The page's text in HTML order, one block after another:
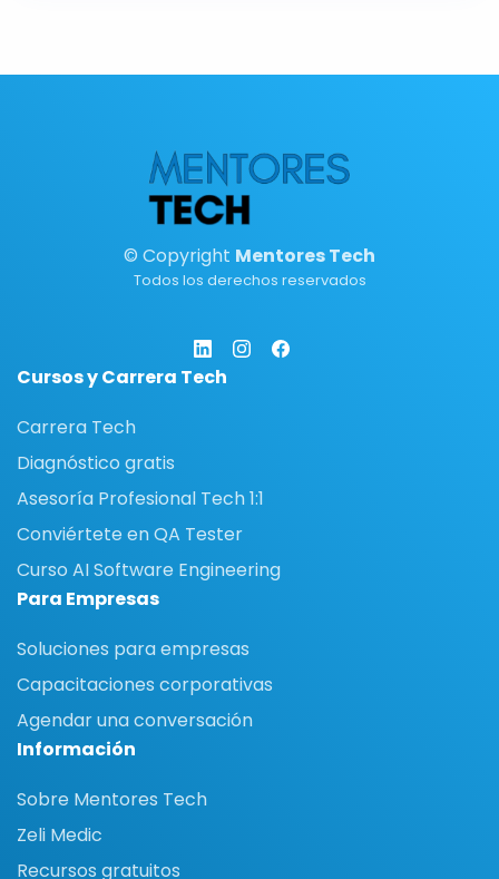
© Copyright Mentores Tech
Todos los derechos reservados
Cursos y Carrera Tech
Carrera Tech
Diagnóstico gratis
Asesoría Profesional Tech 1:1
Conviértete en QA Tester
Curso AI Software Engineering
Para Empresas
Soluciones para empresas
Capacitaciones corporativas
Agendar una conversación
Información
Sobre Mentores Tech
Zeli Medic
Recursos gratuitos